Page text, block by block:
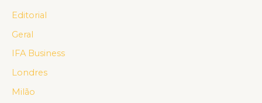
Editorial
Geral
IFA Business
Londres
Milão